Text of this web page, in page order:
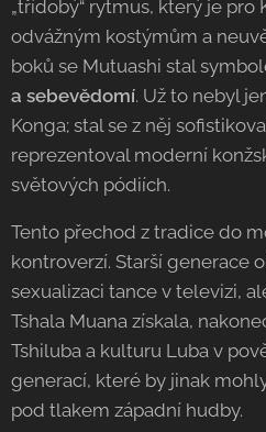
„třídobý“ rytmus, který je pro
odvážným kostýmům a
boků se Mutuashi stal
a sebevědomí. Už to nebyl
Konga; stal se z něj
reprezentoval moderní
světových pódiích.
​Tento přechod z tradice do
kontroverzí. Starší generace
sexualizaci tance v televizi,
Tshala Muana získala,
Tshiluba a kulturu Luba v
generací, které by jinak
pod tlakem západní hudby.